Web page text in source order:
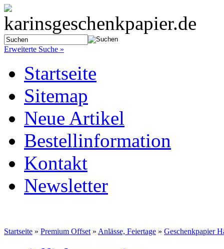
Erweiterte Suche »
Startseite
Sitemap
Neue Artikel
Bestellinformation
Kontakt
Newsletter
Startseite » Premium Offset » Anlässe, Feiertage » Geschenkpapier